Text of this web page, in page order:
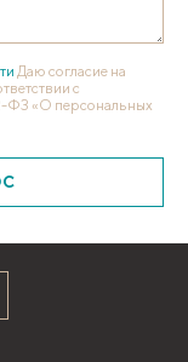
Даю согласие на
с
ФЗ «О персональных